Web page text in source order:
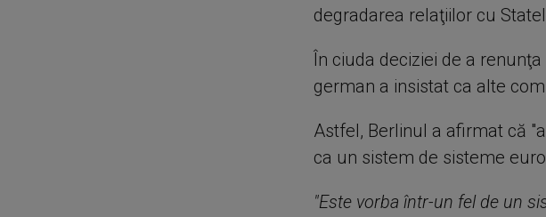
degradarea relaţiilor cu
În ciuda deciziei de a
german a insistat ca alte
Astfel, Berlinul a afirmat că
ca un sistem de sisteme
"Este vorba într-un fel de un